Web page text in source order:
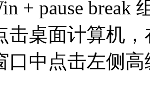
+ pause
击桌面计算机
口中点击左侧